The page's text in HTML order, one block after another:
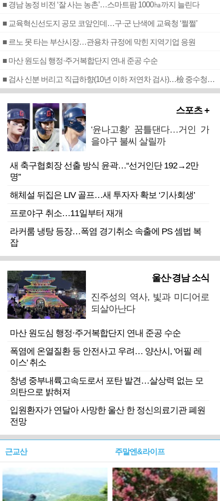
■ 경남 농정 비전 ‘잘 사는 농촌’…스마트팜 1000㏊까지 늘린다
■ 교육혁신선도지 공모 코앞인데…구·군 난색에 교육청 ‘쩔쩔’
■ 르노 못 타는 부산시장…관용차 규정에 막힌 지역기업 응원
■ 마산 원도심 행정·주거복합단지 연내 준공 수순
■ 검사 신분 버리고 직급하향(10년 이하 저연차 검사)…檢 중수청행 기피
스포츠 +
‘윤나고황’ 꿈틀댄다…거인 가
을야구 불씨 살릴까
새 축구협회장 선출 방식 윤곽…“선거인단 192→2만
명”
해체설 뒤집은 LIV 골프…새 투자자 확보 ‘기사회생’
프로야구 취소…11일부터 재개
라커룸 냉탕 등장…폭염 경기취소 속출에 PS 셈법 복
잡
울산·경남 소식
진주성의 역사, 빛과 미디어로
되살아난다
마산 원도심 행정·주거복합단지 연내 준공 수순
폭염에 온열질환 등 안전사고 우려… 양산시, '어필 레
이스' 취소
창녕 중부내륙고속도로서 포탄 발견…살상력 없는 모
의탄으로 밝혀져
입원환자가 연달아 사망한 울산 한 정신의료기관 폐원
전망
근교산 주말엔&라이프